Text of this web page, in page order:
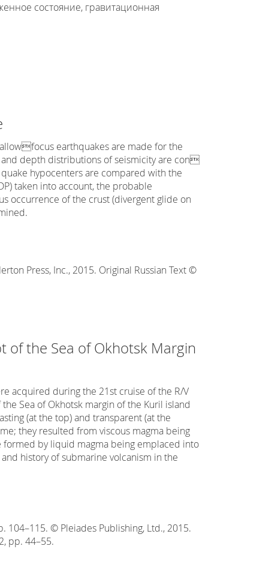
состояние, гравитационная
earthquakes are made for the
and depth distributions of seismicity are con
hypocenters are compared with the
taken into account, the probable
occurrence of the crust (divergent glide on
Press, Inc., 2015. Original Russian Text ©
of the Sea of Okhotsk Margin
acquired during the 21st cruise of the R/V
Sea of Okhotsk margin of the Kuril island
(at the top) and transparent (at the
they resulted from viscous magma being
by liquid magma being emplaced into
history of submarine volcanism in the
104–115. © Pleiades Publishing, Ltd., 2015.
pp. 44–55.